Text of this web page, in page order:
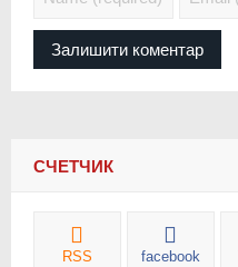
СЧЕТЧИК
RSS facebook